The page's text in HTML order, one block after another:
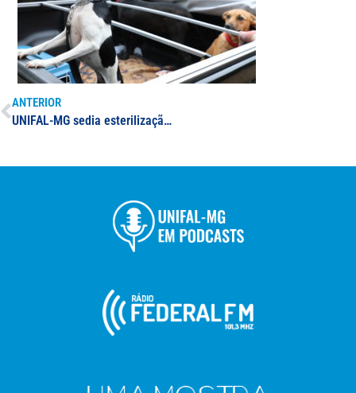
ANTERIOR
UNIFAL-MG sedia esterilização gratuita de cães e gatos em Alfenas; ação é realizada em parceria com ONG AJUDA, na quadra da Sede da Universidade